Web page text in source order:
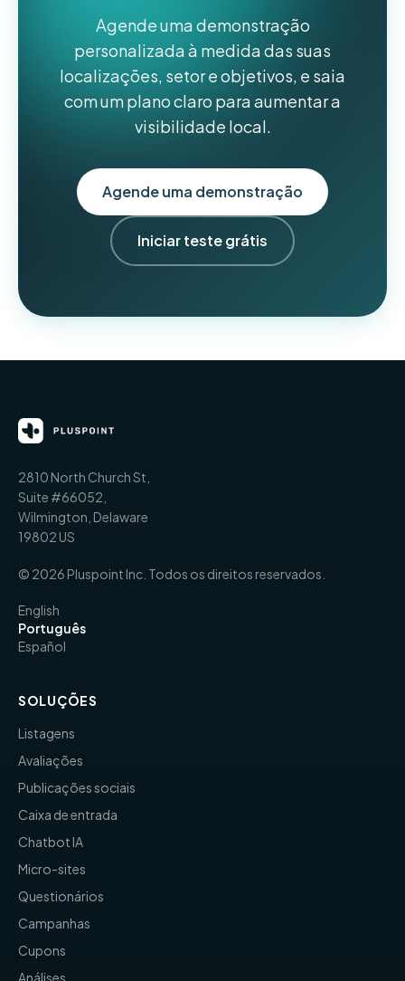
Agende uma demonstração
personalizada à medida das suas
localizações, setor e objetivos, e saia
com um plano claro para aumentar a
visibilidade local.
Agende uma demonstração
Iniciar teste grátis
2810 North Church St,
Suite #66052,
Wilmington, Delaware
19802 US
© 2026 Pluspoint Inc. Todos os direitos reservados.
English
Português
Español
SOLUÇÕES
Listagens
Avaliações
Publicações sociais
Caixa de entrada
Chatbot IA
Micro-sites
Questionários
Campanhas
Cupons
Análises